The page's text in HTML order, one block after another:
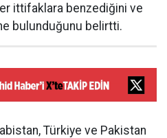
ittifaklara benzediğini ve
bulunduğunu belirtti.
Türkiye ve Pakistan